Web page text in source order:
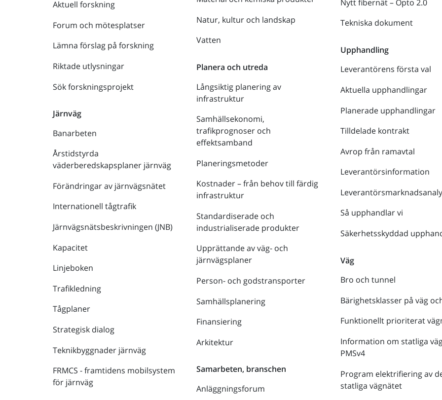
Aktuell forskning
Forum och mötesplatser
Lämna förslag på forskning
Riktade utlysningar
Sök forskningsprojekt
Järnväg
Banarbeten
Årstidstyrda
väderberedskapsplaner järnväg
Förändringar av järnvägsnätet
Internationell tågtrafik
Järnvägsnätsbeskrivningen (JNB)
Kapacitet
Linjeboken
Trafikledning
Tågplaner
Strategisk dialog
Teknikbyggnader järnväg
FRMCS - framtidens mobilsystem
för järnväg
Natur, kultur och landskap
Vatten
Planera och utreda
Långsiktig planering av
infrastruktur
Samhällsekonomi,
trafikprognoser och
effektsamband
Planeringsmetoder
Kostnader – från behov till färdig
infrastruktur
Standardiserade och
industrialiserade produkter
Upprättande av väg- och
järnvägsplaner
Person- och godstransporter
Samhällsplanering
Finansiering
Arkitektur
Samarbeten, branschen
Anläggningsforum
Nytt fibernät – Opto 2.0
Tekniska dokument
Upphandling
Leverantörens första val
Aktuella upphandlingar
Planerade upphandlingar
Tilldelade kontrakt
Avrop från ramavtal
Leverantörsinformation
Så upphandlar vi
Säkerhetsskyddad
Väg
Bro och tunnel
Bärighetsklasser på väg
Funktionellt prioriterat
Information om statliga
PMSv4
Program elektrifiering av
statliga vägnätet